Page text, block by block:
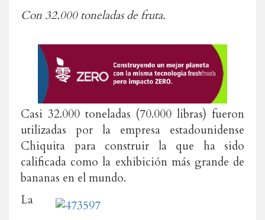
Con 32.000 toneladas de fruta.
Casi 32.000 toneladas (70.000 libras) fueron
utilizadas por la empresa estadounidense
Chiquita para construir la que ha sido
calificada como la exhibición más grande de
bananas en el mundo.
La